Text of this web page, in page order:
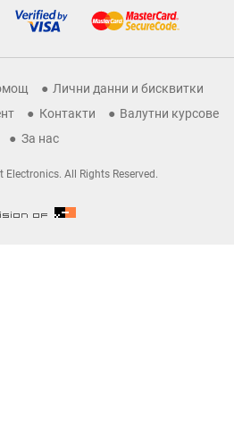
Лични данни и бисквитки
Контакти
Валутни курсове
За нас
All Rights Reserved.